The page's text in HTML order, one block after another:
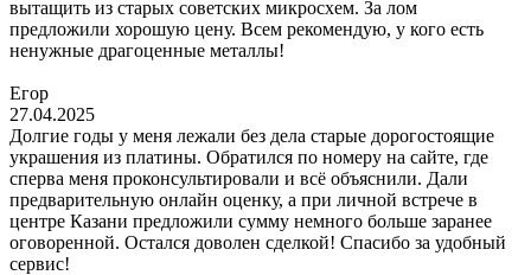
вытащить из старых советских микросхем. За лом
предложили хорошую цену. Всем рекомендую, у кого есть
ненужные драгоценные металлы!
Егор
27.04.2025
Долгие годы у меня лежали без дела старые дорогостоящие
украшения из платины. Обратился по номеру на сайте, где
сперва меня проконсультировали и всё объяснили. Дали
предварительную онлайн оценку, а при личной встрече в
центре Казани предложили сумму немного больше заранее
оговоренной. Остался доволен сделкой! Спасибо за удобный
сервис!